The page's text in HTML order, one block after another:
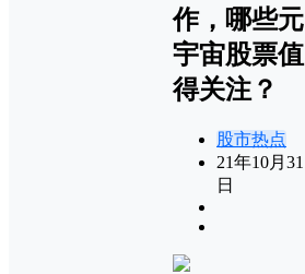
作，哪些元
宇宙股票值
得关注？
股市热点
21年10月31
日